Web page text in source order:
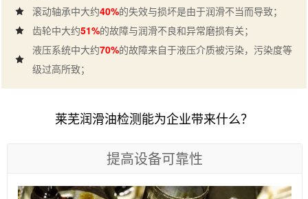
滚动轴承中大约40%的失效与损坏是由于润滑不当而导致；
齿轮中大约51%的故障与润滑不良和异常磨损有关；
液压系统中大约70%的故障来自于液压介质被污染，污染度等
级过高所致；
莱芜润滑油检测能为企业带来什么？
提高设备可靠性